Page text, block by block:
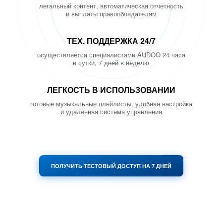
легальный контент, автоматическая отчетность
и выплаты правообладателям
ТЕХ. ПОДДЕРЖКА 24/7
осуществляется специалистами AUDOO 24 часа
в сутки, 7 дней в неделю
ЛЕГКОСТЬ В ИСПОЛЬЗОВАНИИ
готовые музыкальные плейлисты, удобная настройка
и удаленная система управления
ПОЛУЧИТЬ ТЕСТОВЫЙ ДОСТУП НА 7 ДНЕЙ